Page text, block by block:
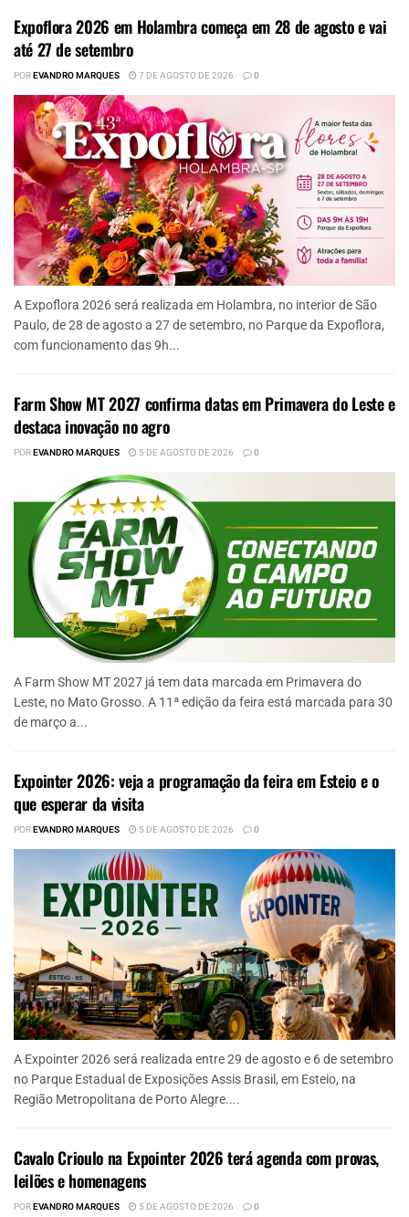
Expoflora 2026 em Holambra começa em 28 de agosto e vai
até 27 de setembro
POREVANDRO MARQUES 7 DE AGOSTO DE 2026 0
A Expoflora 2026 será realizada em Holambra, no interior de São
Paulo, de 28 de agosto a 27 de setembro, no Parque da Expoflora,
com funcionamento das 9h...
Farm Show MT 2027 confirma datas em Primavera do Leste e
destaca inovação no agro
POREVANDRO MARQUES 5 DE AGOSTO DE 2026 0
A Farm Show MT 2027 já tem data marcada em Primavera do
Leste, no Mato Grosso. A 11ª edição da feira está marcada para 30
de março a...
Expointer 2026: veja a programação da feira em Esteio e o
que esperar da visita
POREVANDRO MARQUES 5 DE AGOSTO DE 2026 0
A Expointer 2026 será realizada entre 29 de agosto e 6 de setembro
no Parque Estadual de Exposições Assis Brasil, em Esteio, na
Região Metropolitana de Porto Alegre....
Cavalo Crioulo na Expointer 2026 terá agenda com provas,
leilões e homenagens
POREVANDRO MARQUES 5 DE AGOSTO DE 2026 0